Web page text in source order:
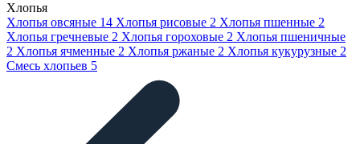
Хлопья
Хлопья овсяные 14 Хлопья рисовые 2 Хлопья пшенные 2
Хлопья гречневые 2 Хлопья гороховые 2 Хлопья пшеничные
2 Хлопья ячменные 2 Хлопья ржаные 2 Хлопья кукурузные 2
Смесь хлопьев 5